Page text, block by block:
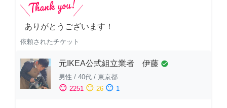
ありがとうございます！
依頼されたチケット
元IKEA公式組立業者 伊藤 check_circle
男性 / 40代 / 東京都
sentiment_satisfied 2251 sentiment_neutral 26 sentiment_dissatisfied 1